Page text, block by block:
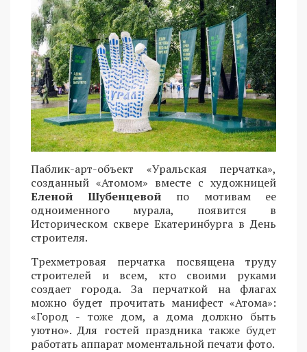
Паблик-арт-объект «Уральская перчатка»,
созданный «Атомом» вместе с художницей
Еленой Шубенцевой по мотивам ее
одноименного мурала, появится в
Историческом сквере Екатеринбурга в День
строителя.
Трехметровая перчатка посвящена труду
строителей и всем, кто своими руками
создает города. За перчаткой на флагах
можно будет прочитать манифест «Атома»:
«Город - тоже дом, а дома должно быть
уютно». Для гостей праздника также будет
работать аппарат моментальной печати фото.